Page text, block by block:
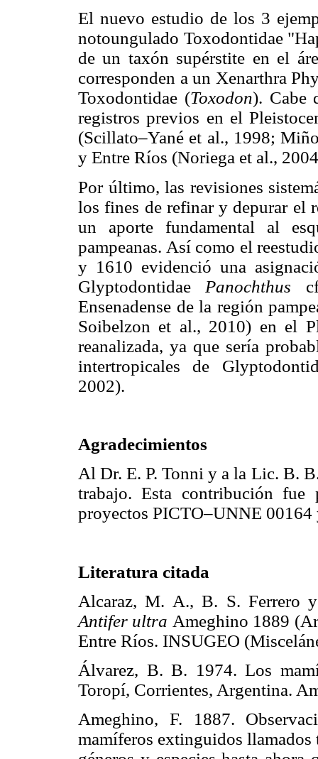
El nuevo estudio de los 3
notoungulado Toxodontidae
de un taxón supérstite en el
corresponden a un Xenarthra
Toxodontidae (Toxodon). Cabe
registros previos en el
(Scillato–Yané et al., 1998;
y Entre Ríos (Noriega et al.,
Por último, las revisiones
los fines de refinar y depurar el
un aporte fundamental al
pampeanas. Así como el
y 1610 evidenció una
Glyptodontidae Panochthus
Ensenadense de la región
Soibelzon et al., 2010) en el
reanalizada, ya que sería
intertropicales de
2002).
Agradecimientos
Al Dr. E. P. Tonni y a la Lic. B.
trabajo. Esta contribución fue
proyectos PICTO–UNNE
Literatura citada
Alcaraz, M. A., B. S. Ferrero
Antifer ultra Ameghino 1889
Entre Ríos. INSUGEO
Álvarez, B. B. 1974. Los
Toropí, Corrientes,
Ameghino, F. 1887.
mamíferos extinguidos